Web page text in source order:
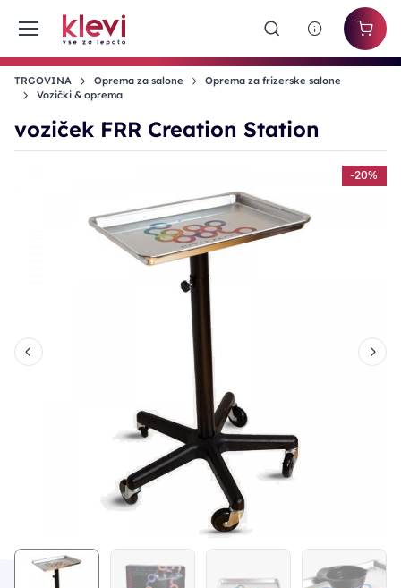
TRGOVINA Oprema za salone
Oprema za frizerske salone
Vozički & oprema
voziček FRR Creation Station